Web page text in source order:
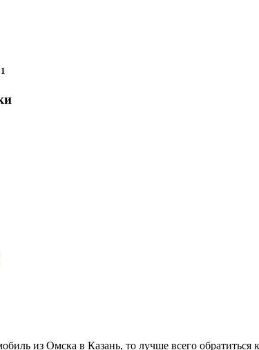
из Омска в Казань, то лучше всего